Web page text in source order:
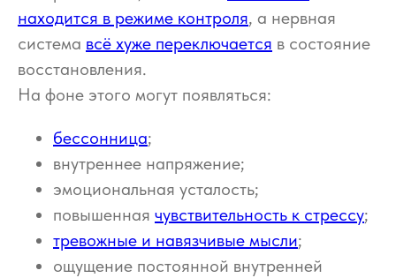
находится в режиме контроля, а нервная
система всё хуже переключается в состояние
восстановления.
На фоне этого могут появляться:
бессонница;
внутреннее напряжение;
эмоциональная усталость;
повышенная чувствительность к стрессу;
тревожные и навязчивые мысли;
ощущение постоянной внутренней